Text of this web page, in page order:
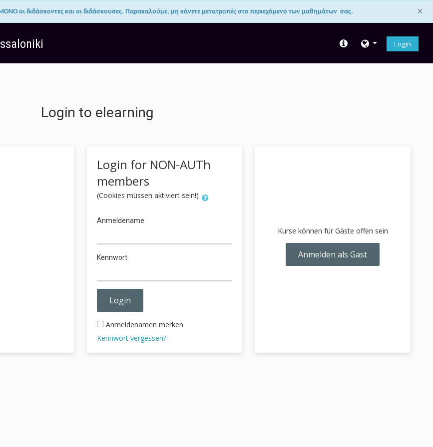
×
οι διδάσκοντες και οι διδάσκουσες. Παρακαλούμε, μη κάνετε μετατροπές στο περιεχόμενο των μαθημάτων σας.
Login
Login to elearning
Login for NON-AUTh
members
(Cookies müssen aktiviert sein!)
Anmeldename
Kennwort
Anmeldenamen merken
Kennwort vergessen?
Kurse können für Gäste offen sein